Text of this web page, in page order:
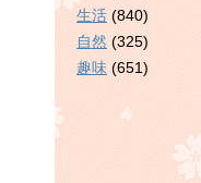
生活 (840)
自然 (325)
趣味 (651)